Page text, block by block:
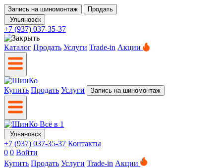
Запись на шиномонтаж
Продать
Ульяновск
+7 (937) 037-35-37
Каталог Продать Услуги Trade-in Акции
Купить Продать Услуги Запись на шиномонтаж
Ульяновск
+7 (937) 037-35-37 Контакты
0 0 Войти
Купить Продать Услуги Trade-in Акции